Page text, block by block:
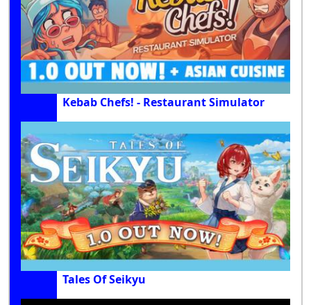
Kebab Chefs! - Restaurant Simulator
Tales Of Seikyu